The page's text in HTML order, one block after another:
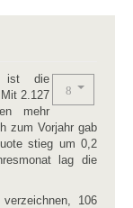
ist die
2.127
mehr
zum Vorjahr gab
stieg um 0,2
lag die
106